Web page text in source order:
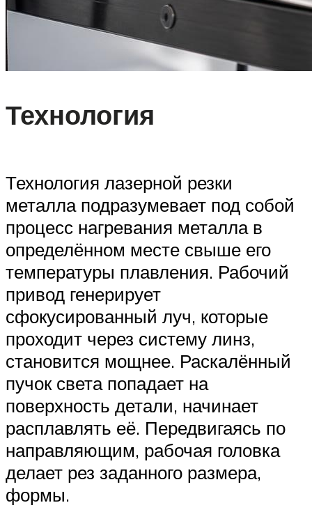
Технология
Технология лазерной резки
металла подразумевает под собой
процесс нагревания металла в
определённом месте свыше его
температуры плавления. Рабочий
привод генерирует
сфокусированный луч, которые
проходит через систему линз,
становится мощнее. Раскалённый
пучок света попадает на
поверхность детали, начинает
расплавлять её. Передвигаясь по
направляющим, рабочая головка
делает рез заданного размера,
формы.